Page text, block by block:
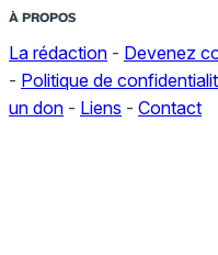
À PROPOS
La rédaction - Devenez
- Politique de
un don - Liens - Contact